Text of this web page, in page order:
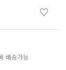
♡
배송가능